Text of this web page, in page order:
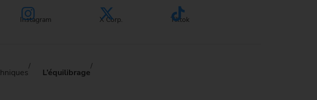
Instagram X Corp. Tiktok
L’équilibrage